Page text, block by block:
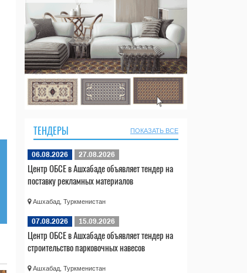
ТЕНДЕРЫ ПОКАЗАТЬ ВСЕ
06.08.2026 27.08.2026
Центр ОБСЕ в Ашхабаде объявляет тендер на
поставку рекламных материалов
Ашхабад, Туркменистан
07.08.2026 15.09.2026
Центр ОБСЕ в Ашхабаде объявляет тендер на
строительство парковочных навесов
Ашхабад, Туркменистан